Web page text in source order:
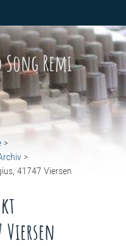
Remi
>
>
41747 Viersen
Viersen